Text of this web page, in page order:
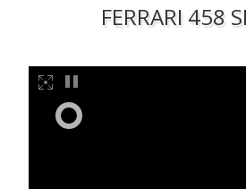
FERRARI 458